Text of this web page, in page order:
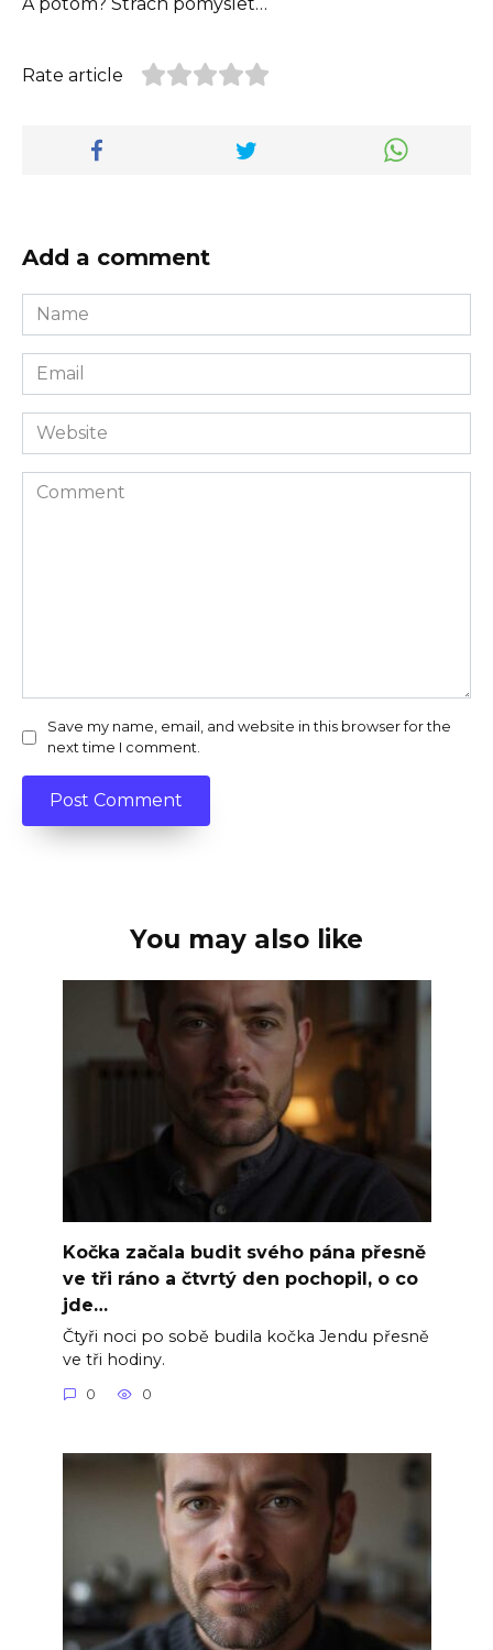
Rate article
Add a comment
Name
*
Email
*
Website
Comment
Save my name, email, and website in this browser for the
next time I comment.
You may also like
Kočka začala budit svého pána přesně
ve tři ráno a čtvrtý den pochopil, o co
jde…
Čtyři noci po sobě budila kočka Jendu přesně
ve tři hodiny.
0 0